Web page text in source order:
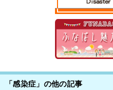
「感染症」の他の記事